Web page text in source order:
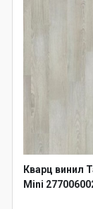
Кварц винил
Mini